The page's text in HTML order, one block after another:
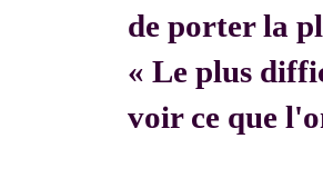
de porter la
« Le plus
voir ce que